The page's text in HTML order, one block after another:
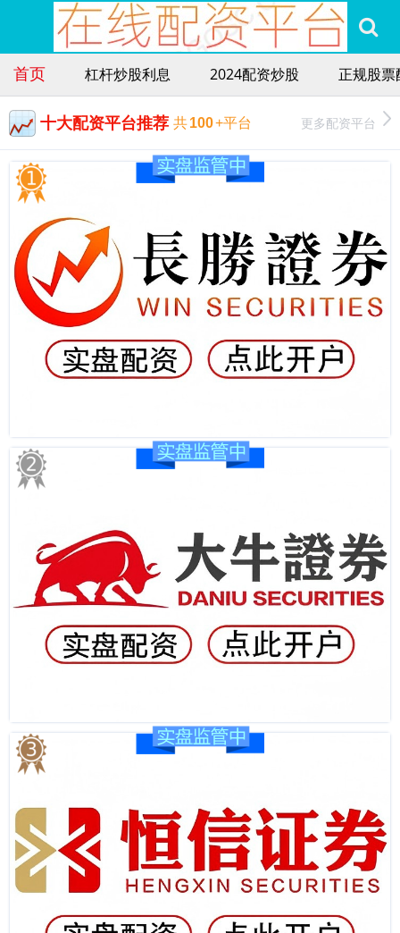
首页 杠杆炒股利息 2024配资炒股 正规股票
十大配资平台推荐 共100+平台 更多配资平台